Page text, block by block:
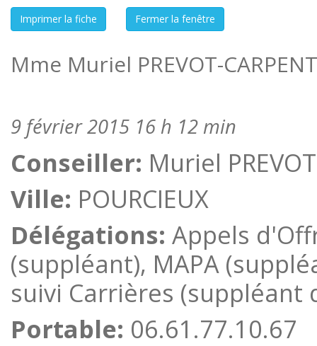
Mme Muriel PREVOT-
9 février 2015 16 h 12 min
Conseiller: Muriel
Ville: POURCIEUX
Délégations: Appels
(suppléant), MAPA
suivi Carrières (suppléant
Portable: 06.61.77.10.67